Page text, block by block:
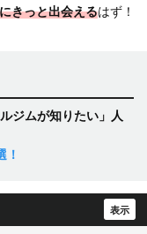
きっと出会えるはず！
ジムが知りたい」人
！